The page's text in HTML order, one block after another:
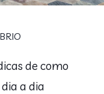
de como
a dia